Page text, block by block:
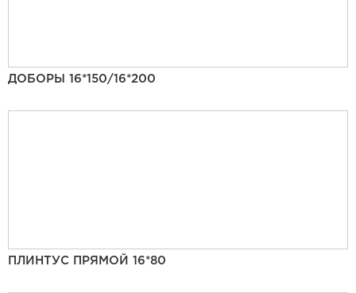
ДОБОРЫ 16*150/16*200
ПЛИНТУС ПРЯМОЙ 16*80